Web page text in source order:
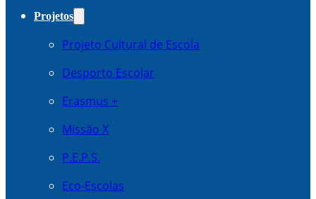
Projetos
Projeto Cultural de Escola
Desporto Escolar
Erasmus +
Missão X
P.E.P.S.
Eco-Escolas